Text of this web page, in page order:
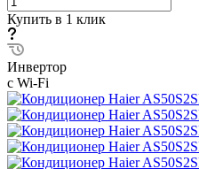
Купить в 1 клик
Инвертор
с Wi-Fi